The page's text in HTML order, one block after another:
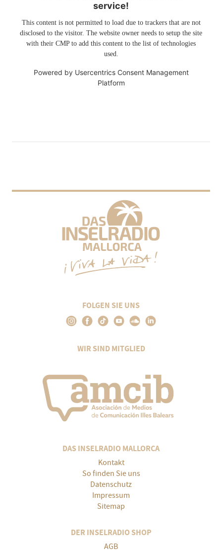
service!
This content is not permitted to load due to trackers that are not
disclosed to the visitor. The website owner needs to setup the site
with their CMP to add this content to the list of technologies
used.
Powered by Usercentrics Consent Management
Platform
FOLGEN SIE UNS
WIR SIND MITGLIED
DAS INSELRADIO MALLORCA
Kontakt
So finden Sie uns
Datenschutz
Impressum
Sitemap
DER INSELRADIO SHOP
AGB